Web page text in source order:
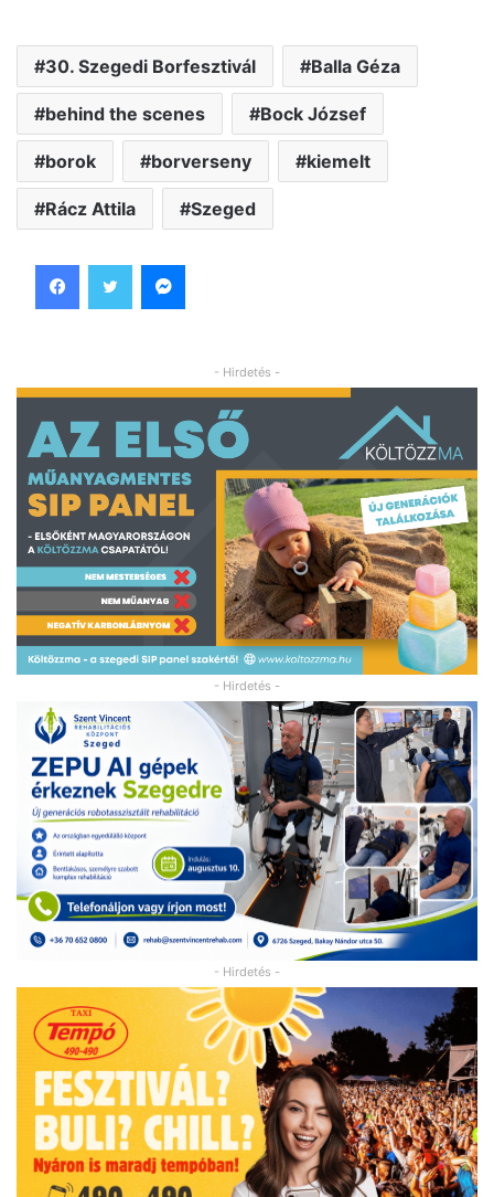
30. Szegedi Borfesztivál Balla Géza
behind the scenes Bock József
borok borverseny kiemelt
Rácz Attila Szeged
- Hirdetés -
- Hirdetés -
- Hirdetés -